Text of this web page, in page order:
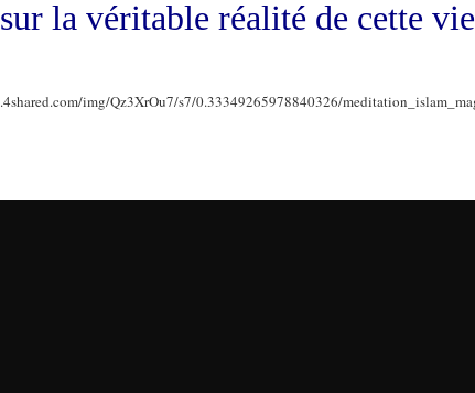
sur la véritable réalité de cette vie